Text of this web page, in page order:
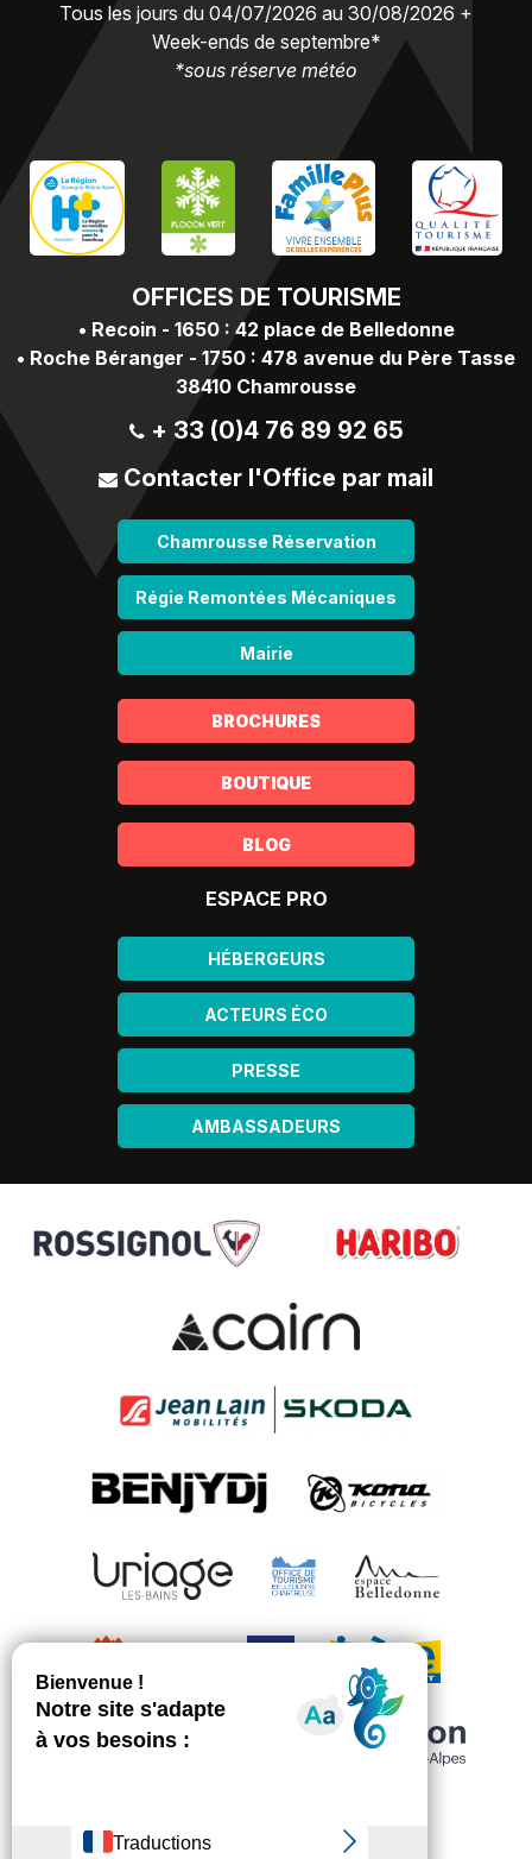
OFFICES DE TOURISME
• Recoin - 1650 : 42 place de Belledonne
• Roche Béranger - 1750 : 478 avenue du Père Tasse
38410 Chamrousse
+ 33 (0)4 76 89 92 65
Contacter l'Office par mail
Chamrousse Réservation
Régie Remontées Mécaniques
Mairie
Tous les jours du 04/07/2026 au 30/08/2026 +
Week-ends de septembre*
*sous réserve météo
BROCHURES
BOUTIQUE
BLOG
ESPACE PRO
HÉBERGEURS
ACTEURS ÉCO
PRESSE
AMBASSADEURS